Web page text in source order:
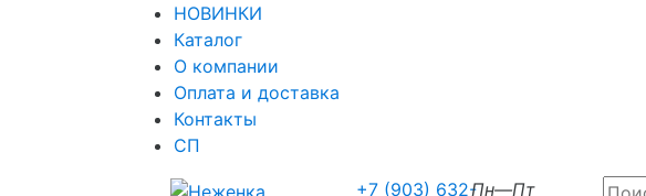
НОВИНКИ
Каталог
О компании
Оплата и доставка
Контакты
СП
+7 (903) 632-Пн—Пт